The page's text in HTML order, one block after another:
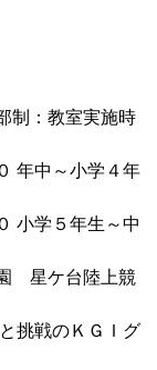
制：教室実施時
～小学４年
５年生～中
台陸上競
のＫＧＩグ